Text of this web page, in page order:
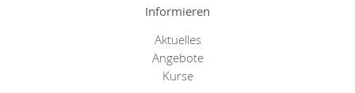
Informieren
Aktuelles
Angebote
Kurse